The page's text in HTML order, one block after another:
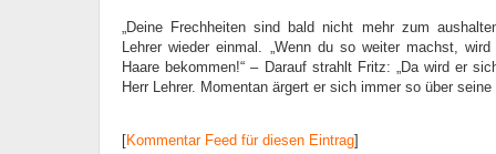
„Deine Frechheiten sind bald nicht mehr zum
Lehrer wieder einmal. „Wenn du so weiter machst,
Haare bekommen!“ – Darauf strahlt Fritz: „Da wird er
Herr Lehrer. Momentan ärgert er sich immer so über seine
[Kommentar Feed für diesen Eintrag]